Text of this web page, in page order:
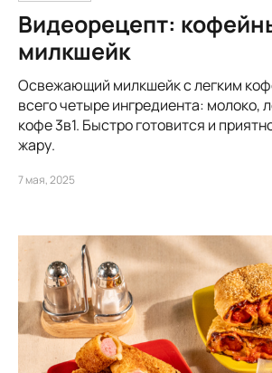
Видеорецепт:
милкшейк
Освежающий милкшейк с легким
всего четыре ингредиента: молоко,
кофе 3в1. Быстро готовится и
жару.
7 мая, 2025